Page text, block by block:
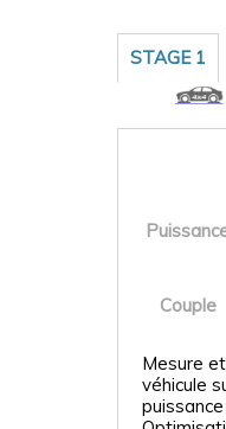
STAGE 1
Couple
Mesure
véhicule
puissance